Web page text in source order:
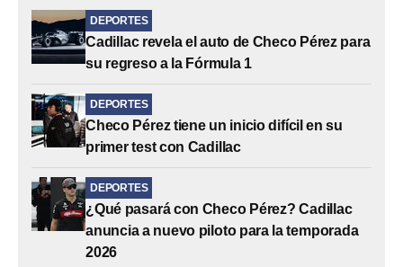
DEPORTES
Cadillac revela el auto de Checo Pérez para
su regreso a la Fórmula 1
DEPORTES
Checo Pérez tiene un inicio difícil en su
primer test con Cadillac
DEPORTES
¿Qué pasará con Checo Pérez? Cadillac
anuncia a nuevo piloto para la temporada
2026